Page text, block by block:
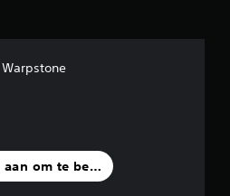
om te beoordelen